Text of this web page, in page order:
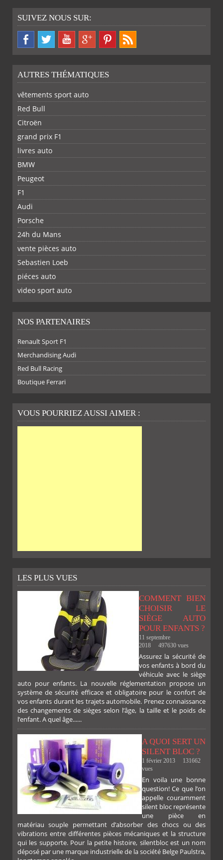
SUR
FACEBOOK
SUR
TWITTER
SUR
GOOGLE
SUR
PINTEREST
SUIVEZ NOUS SUR:
FACEBOOKTWITTER
PLUS
AUTRES THÉMATIQUES
vêtements sport auto
Red Bull
Citroën
grand prix F1
livres auto
BMW
Peugeot
F1
Audi
Porsche
24h du Mans
vente pièces auto
Sebastien Loeb
piéces auto
video sport auto
NOS PARTENAIRES
Renault Sport F1
Merchandising Audi
Red Bull Racing
Boutique Ferrari
VOUS POURRIEZ AUSSI AIMER :
LES PLUS VUES
COMMENT BIEN
CHOISIR LE
SIÈGE AUTO
POUR ENFANTS ?
11 septembre
2018
497630 vues
Assurez la sécurité de
vos enfants à bord du
véhicule avec le siège
auto pour enfants. La nouvelle réglementation propose un
système de sécurité efficace et obligatoire pour le confort de
vos enfants durant les trajets automobile. Prenez connaissance
des changements de sièges selon l’âge, la taille et le poids de
l’enfant. A quel âge......
A QUOI SERT UN
SILENT BLOC ?
1 février 2013
131662
vues
En voila une bonne
question! Ce que l’on
appelle couramment
silent bloc représente
une pièce en
matériau souple permettant d’absorber des chocs ou des
vibrations entre différentes pièces mécaniques et la structure
qui les supporte. Pour la petite histoire, silentbloc est un nom
déposé par une marque industrielle de la société Belge Paulstra,